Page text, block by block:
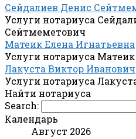
Сейдалиев Денис
Услуги нотариуса
Сейтмеметович
Матеик Елена Игнатьевна
Услуги нотариуса
Лакуста Виктор Иванович
Услуги нотариуса
Найти нотариуса
Search:
Календарь
Август 2026